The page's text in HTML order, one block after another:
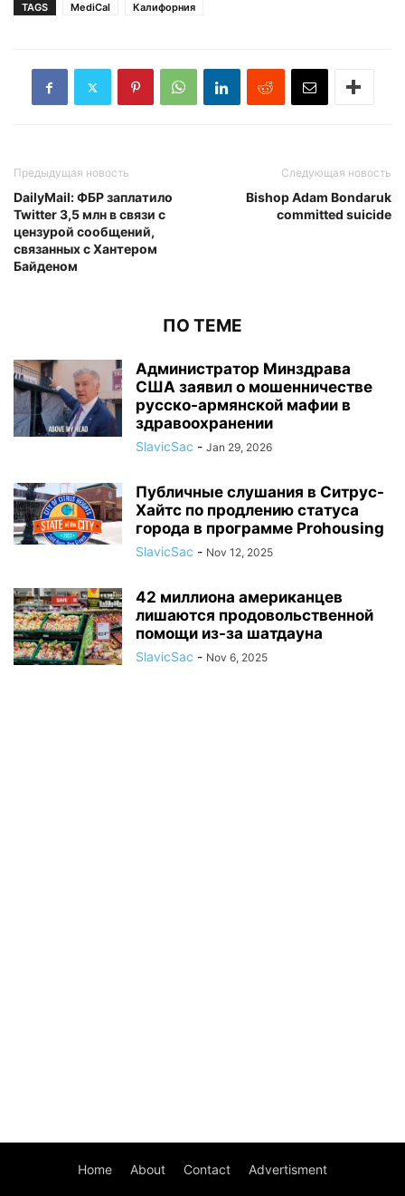
TAGS MediCal Калифорния
Предыдущая новость
DailyMail: ФБР заплатило
Twitter 3,5 млн в связи с
цензурой сообщений,
связанных с Хантером
Байденом
Следующая новость
Bishop Adam Bondaruk
committed suicide
ПО ТЕМЕ
Администратор Минздрава
США заявил о мошенничестве
русско-армянской мафии в
здравоохранении
SlavicSac - Jan 29, 2026
Публичные слушания в Ситрус-
Хайтс по продлению статуса
города в программе Prohousing
SlavicSac - Nov 12, 2025
42 миллиона американцев
лишаются продовольственной
помощи из-за шатдауна
SlavicSac - Nov 6, 2025
Home About Contact Advertisment